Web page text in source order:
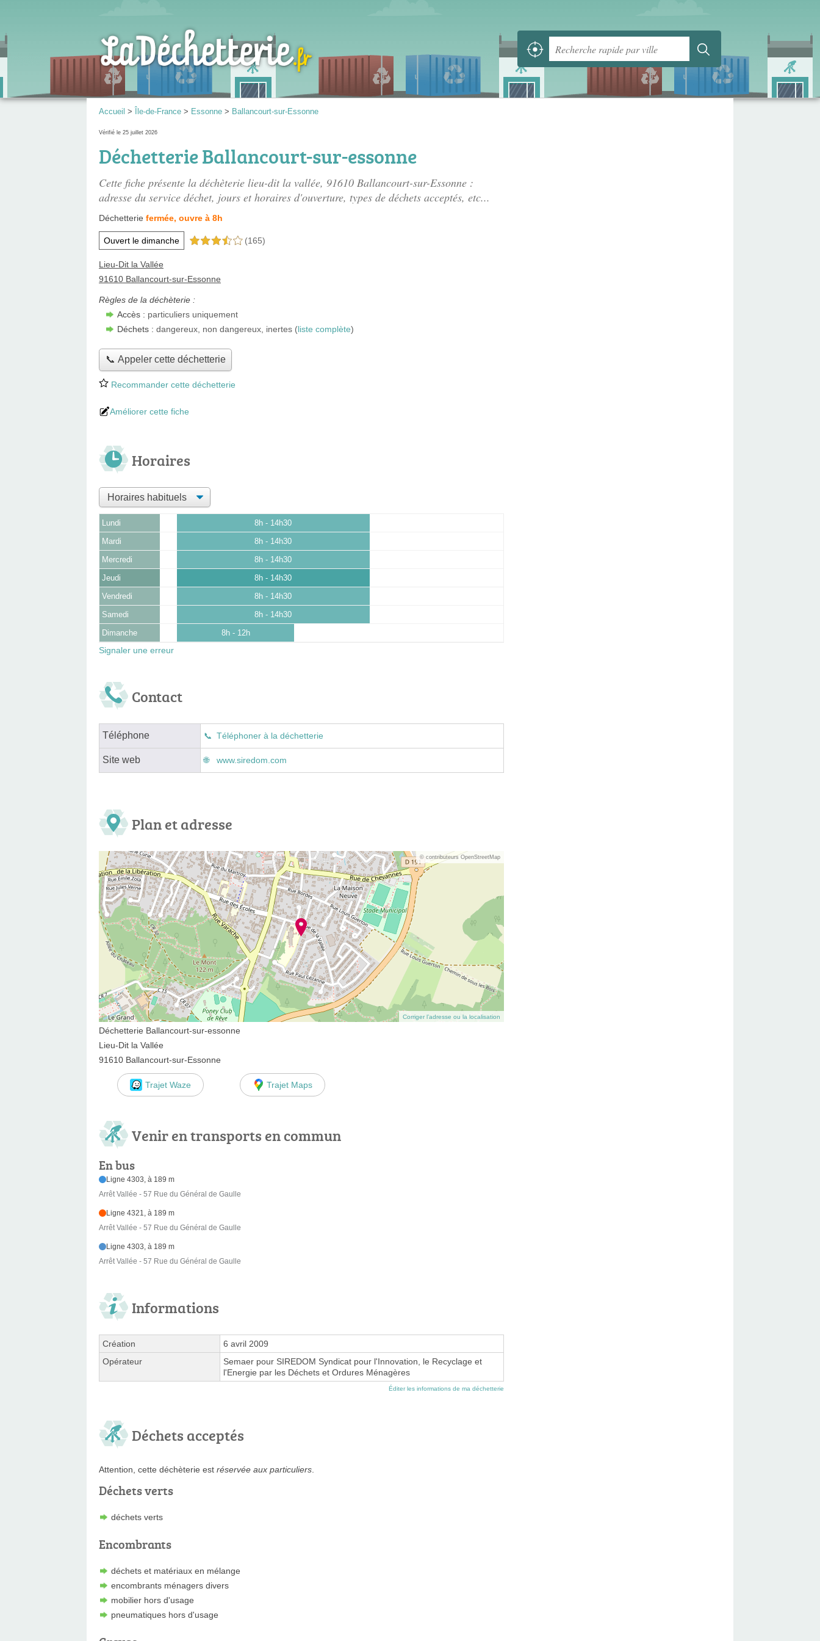
Accueil > Île-de-France > Essonne > Ballancourt-sur-Essonne
Vérifié le 25 juillet 2026
Déchetterie Ballancourt-sur-essonne
Cette fiche présente la déchèterie lieu-dit la vallée, 91610 Ballancourt-sur-Essonne :
adresse du service déchet, jours et horaires d'ouverture, types de déchets acceptés, etc...
Déchetterie fermée, ouvre à 8h
Ouvert le dimanche 3,5 étoiles sur 5 (165)
Lieu-Dit la Vallée
91610 Ballancourt-sur-Essonne
Règles de la déchèterie :
Accès : particuliers uniquement
Déchets : dangereux, non dangereux, inertes (liste complète)
📞 Appeler cette déchetterie
Recommander cette déchetterie
Améliorer cette fiche
Horaires
Lundi 8h - 14h30
Mardi 8h - 14h30
Mercredi 8h - 14h30
Jeudi 8h - 14h30
Vendredi 8h - 14h30
Samedi 8h - 14h30
Dimanche 8h - 12h
Signaler une erreur
Contact
Téléphone Téléphoner à la déchetterie
Site web www.siredom.com
Plan et adresse
© contributeurs OpenStreetMap
Corriger l’adresse ou la localisation
Déchetterie Ballancourt-sur-essonne
Lieu-Dit la Vallée
91610 Ballancourt-sur-Essonne
Trajet Waze Trajet Maps
Venir en transports en commun
En bus
Ligne 4303, à 189 m
Arrêt Vallée - 57 Rue du Général de Gaulle
Ligne 4321, à 189 m
Arrêt Vallée - 57 Rue du Général de Gaulle
Ligne 4303, à 189 m
Arrêt Vallée - 57 Rue du Général de Gaulle
Informations
Création
6 avril 2009
Opérateur
Semaer pour SIREDOM Syndicat pour l'Innovation, le Recyclage et
l'Energie par les Déchets et Ordures Ménagères
Éditer les informations de ma déchetterie
Déchets acceptés
Attention, cette déchèterie est réservée aux particuliers.
Déchets verts
déchets verts
Encombrants
déchets et matériaux en mélange
encombrants ménagers divers
mobilier hors d'usage
pneumatiques hors d'usage